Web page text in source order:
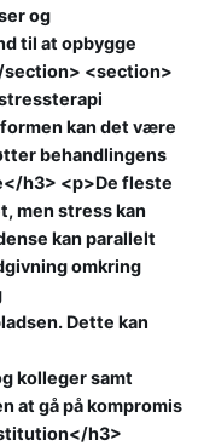
og
til at opbygge
<section>
kan det være
behandlingens
h3> <p>De fleste
men stress kan
kan parallelt
omkring
Dette kan
kolleger samt
at gå på kompromis
h3>